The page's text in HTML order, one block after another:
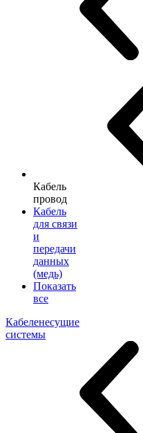
Кабель
провод
Кабель
для связи
и
передачи
данных
(медь)
Показать
все
Кабеленесущие
системы